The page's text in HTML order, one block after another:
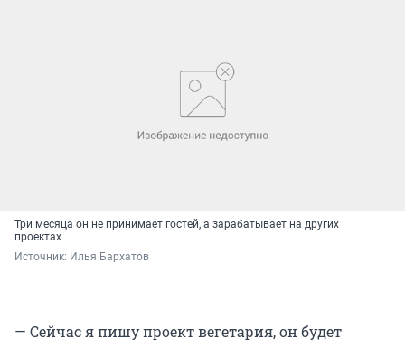
Три месяца он не принимает гостей, а зарабатывает на других
проектах
Источник: Илья Бархатов
— Сейчас я пишу проект вегетария, он будет